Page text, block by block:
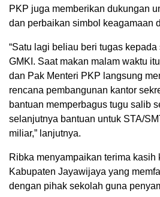
PKP juga memberikan dukungan
dan perbaikan simbol keagamaan
“Satu lagi beliau beri tugas kepada
GMKI. Saat makan malam waktu
dan Pak Menteri PKP langsung
rencana pembangunan kantor
bantuan memperbagus tugu salib
selanjutnya bantuan untuk STA/
miliar,” lanjutnya.
Ribka menyampaikan terima kasih
Kabupaten Jayawijaya yang
dengan pihak sekolah guna